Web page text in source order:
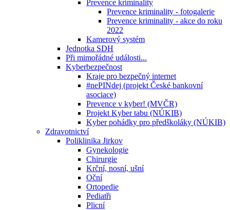
Prevence kriminality
Prevence kriminality - fotogalerie
Prevence kriminality - akce do roku
2022
Kamerový systém
Jednotka SDH
Při mimořádné události...
Kyberbezpečnost
Kraje pro bezpečný internet
#nePINdej (projekt České bankovní
asociace)
Prevence v kyber! (MVČR)
Projekt Kyber tabu (NÚKIB)
Kyber pohádky pro předškoláky (NÚKIB)
Zdravotnictví
Poliklinika Jirkov
Gynekologie
Chirurgie
Krční, nosní, ušní
Oční
Ortopedie
Pediatři
Plicní